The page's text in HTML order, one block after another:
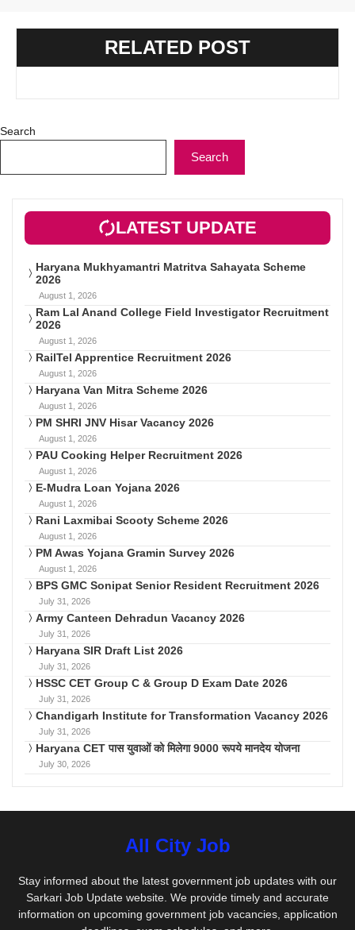
RELATED POST
Search
Search
LATEST UPDATE
Haryana Mukhyamantri Matritva Sahayata Scheme
2026
August 1, 2026
Ram Lal Anand College Field Investigator Recruitment
2026
August 1, 2026
RailTel Apprentice Recruitment 2026
August 1, 2026
Haryana Van Mitra Scheme 2026
August 1, 2026
PM SHRI JNV Hisar Vacancy 2026
August 1, 2026
PAU Cooking Helper Recruitment 2026
August 1, 2026
E-Mudra Loan Yojana 2026
August 1, 2026
Rani Laxmibai Scooty Scheme 2026
August 1, 2026
PM Awas Yojana Gramin Survey 2026
August 1, 2026
BPS GMC Sonipat Senior Resident Recruitment 2026
July 31, 2026
Army Canteen Dehradun Vacancy 2026
July 31, 2026
Haryana SIR Draft List 2026
July 31, 2026
HSSC CET Group C & Group D Exam Date 2026
July 31, 2026
Chandigarh Institute for Transformation Vacancy 2026
July 31, 2026
Haryana CET पास युवाओं को मिलेगा 9000 रूपये मानदेय योजना
July 30, 2026
All City Job
Stay informed about the latest government job updates with our
Sarkari Job Update website. We provide timely and accurate
information on upcoming government job vacancies, application